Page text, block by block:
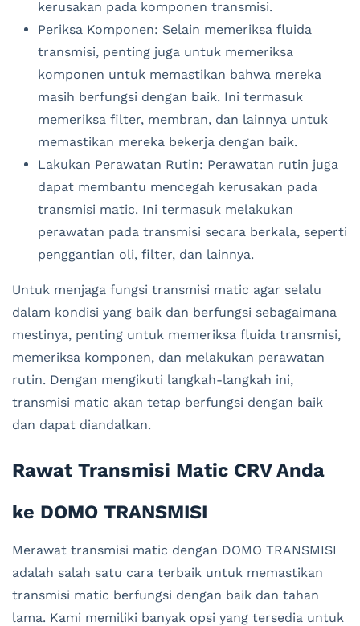
kerusakan pada komponen transmisi.
Periksa Komponen: Selain memeriksa fluida
transmisi, penting juga untuk memeriksa
komponen untuk memastikan bahwa mereka
masih berfungsi dengan baik. Ini termasuk
memeriksa filter, membran, dan lainnya untuk
memastikan mereka bekerja dengan baik.
Lakukan Perawatan Rutin: Perawatan rutin juga
dapat membantu mencegah kerusakan pada
transmisi matic. Ini termasuk melakukan
perawatan pada transmisi secara berkala, seperti
penggantian oli, filter, dan lainnya.
Untuk menjaga fungsi transmisi matic agar selalu
dalam kondisi yang baik dan berfungsi sebagaimana
mestinya, penting untuk memeriksa fluida transmisi,
memeriksa komponen, dan melakukan perawatan
rutin. Dengan mengikuti langkah-langkah ini,
transmisi matic akan tetap berfungsi dengan baik
dan dapat diandalkan.
Rawat Transmisi Matic CRV Anda
ke DOMO TRANSMISI
Merawat transmisi matic dengan DOMO TRANSMISI
adalah salah satu cara terbaik untuk memastikan
transmisi matic berfungsi dengan baik dan tahan
lama. Kami memiliki banyak opsi yang tersedia untuk